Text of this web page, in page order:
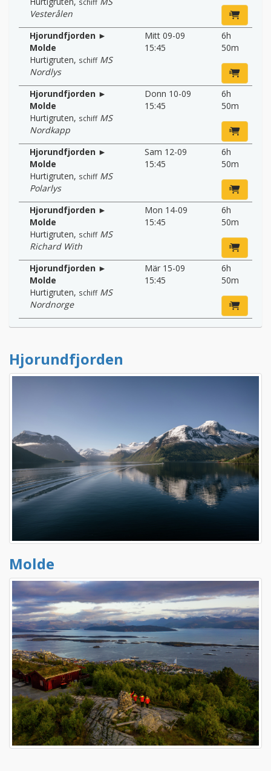
Vesterålen
Hjorundfjorden ►
Molde
Hurtigruten, schiff MS
Nordlys
Mitt 09-09
15:45
6h
50m
Hjorundfjorden ►
Molde
Hurtigruten, schiff MS
Nordkapp
Donn 10-09
15:45
6h
50m
Hjorundfjorden ►
Molde
Hurtigruten, schiff MS
Polarlys
Sam 12-09
15:45
6h
50m
Hjorundfjorden ►
Molde
Hurtigruten, schiff MS
Richard With
Mon 14-09
15:45
6h
50m
Hjorundfjorden ►
Molde
Hurtigruten, schiff MS
Nordnorge
Mär 15-09
15:45
6h
50m
Hjorundfjorden
Molde